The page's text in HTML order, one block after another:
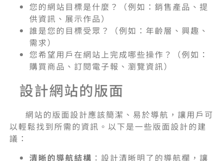
您的網站目標是什麼？（例如：銷售產品、提
供資訊、展示作品）
誰是您的目標受眾？（例如：年齡層、興趣、
需求）
您希望用戶在網站上完成哪些操作？（例如：
購買商品、訂閱電子報、瀏覽資訊）
設計網站的版面
網站的版面設計應該簡潔、易於導航，讓用戶可
以輕鬆找到所需的資訊。以下是一些版面設計的建
議：
清晰的導航結構 ：設計清晰明了的導航欄，讓